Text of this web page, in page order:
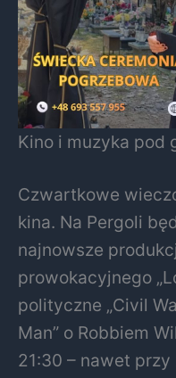
Kino i muzyka pod
Czwartkowe
kina. Na Pergoli
najnowsze
prowokacyjnego
polityczne „Civil
Man” o Robbiem
21:30 – nawet